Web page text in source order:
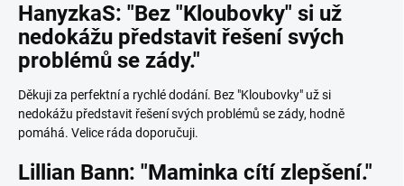
HanyzkaS: "Bez "Kloubovky" si už
nedokážu představit řešení svých
problémů se zády."
Děkuji za perfektní a rychlé dodání. Bez "Kloubovky" už si
nedokážu představit řešení svých problémů se zády, hodně
pomáhá. Velice ráda doporučuji.
Lillian Bann: "Maminka cítí zlepšení."